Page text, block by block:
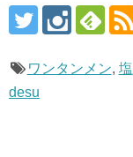
ワンタンメン, 塩
desu